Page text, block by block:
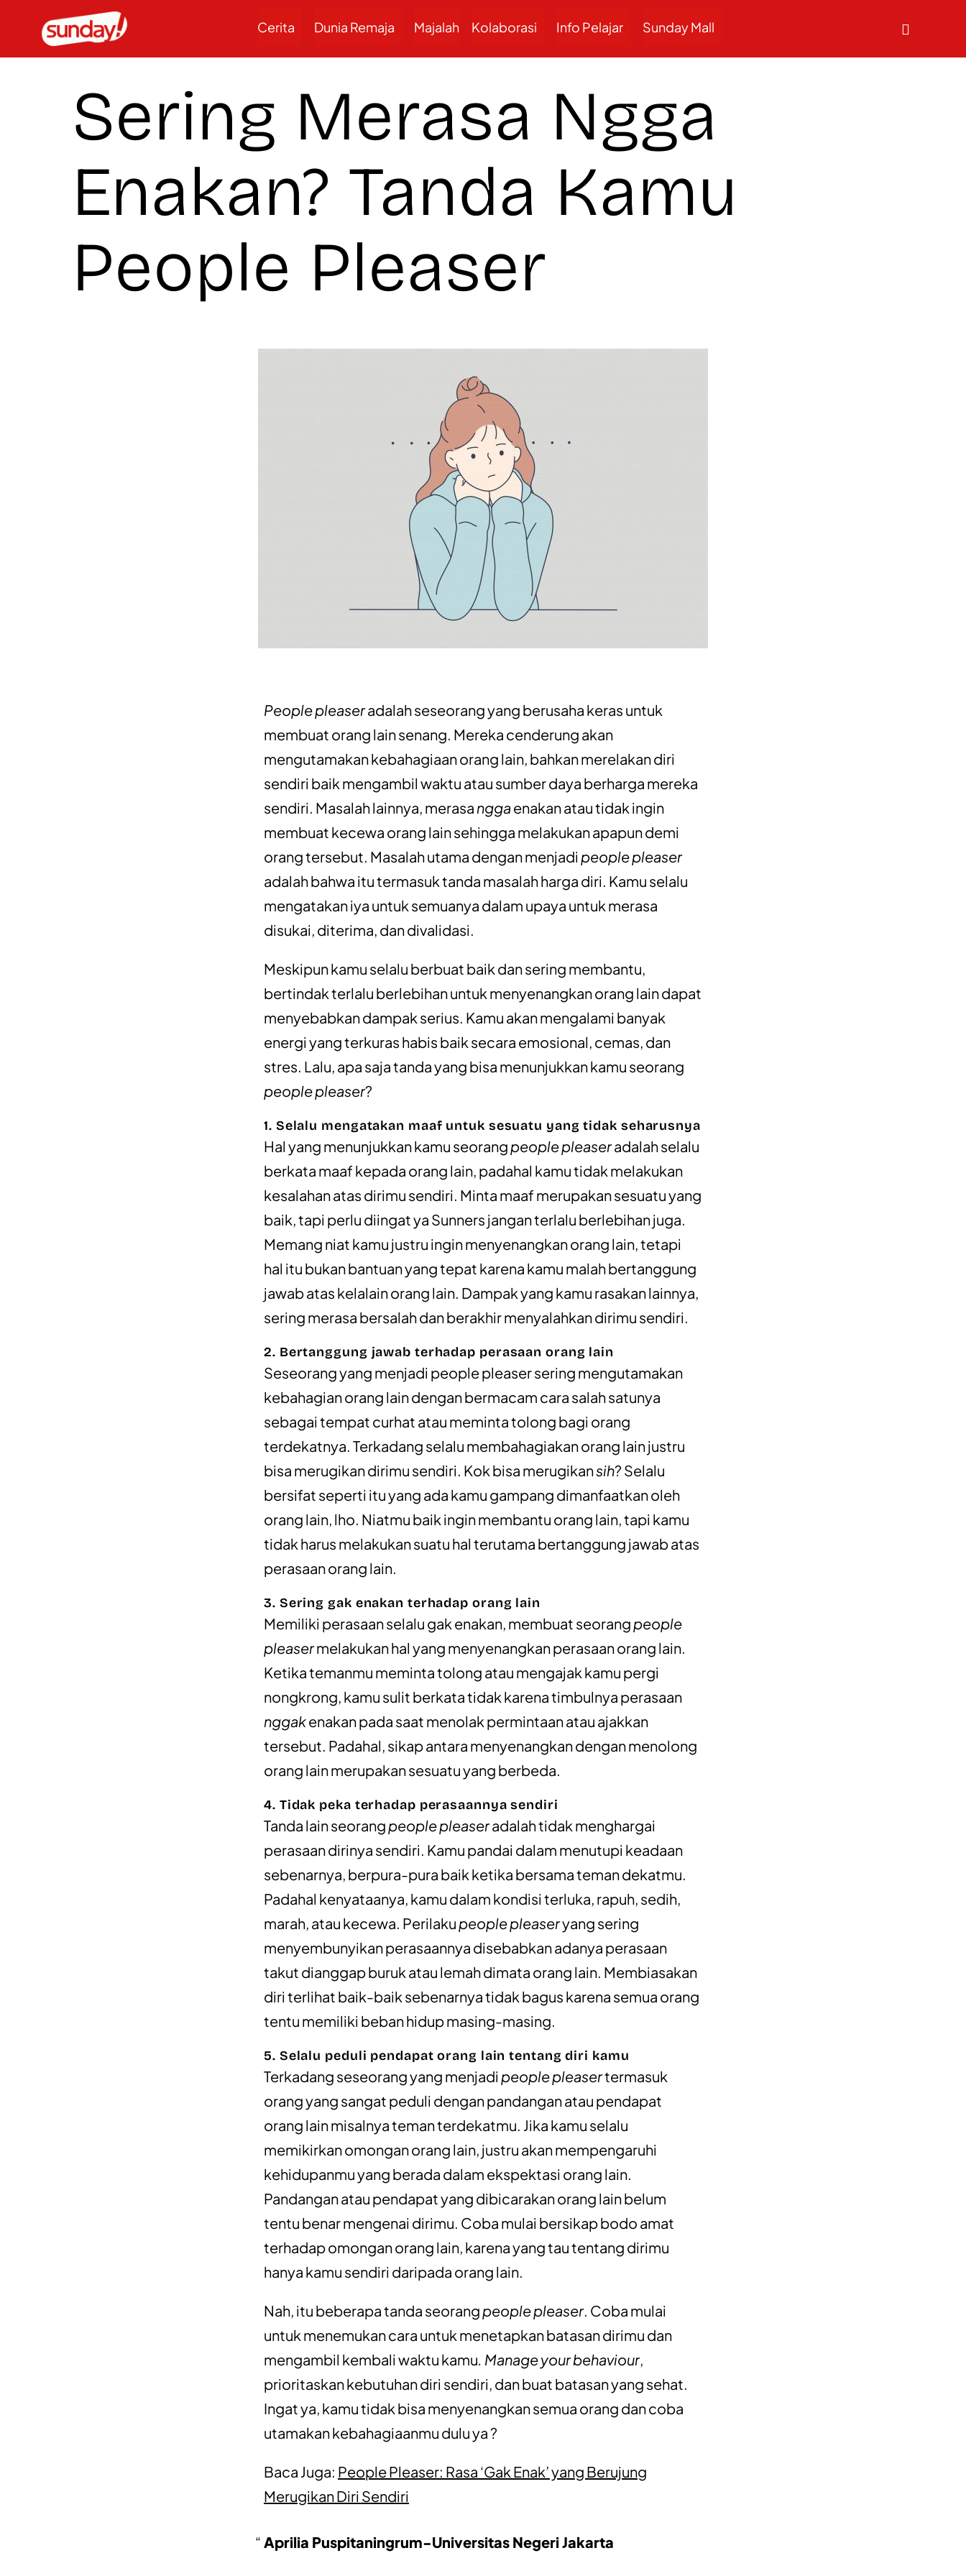
Cerita Dunia Remaja Majalah Kolaborasi Info Pelajar Sunday Mall
Sering Merasa Ngga
Enakan? Tanda Kamu
People Pleaser
People pleaseradalah seseorang yang berusaha keras untuk
membuat orang lain senang. Mereka cenderung akan
mengutamakan kebahagiaan orang lain, bahkan merelakan diri
sendiri baik mengambil waktu atau sumber daya berharga mereka
sendiri. Masalah lainnya, merasa nggaenakan atau tidak ingin
membuat kecewa orang lain sehingga melakukan apapun demi
orang tersebut. Masalah utama dengan menjadi people pleaser
adalah bahwa itu termasuk tanda masalah harga diri. Kamu selalu
mengatakan iya untuk semuanya dalam upaya untuk merasa
disukai, diterima, dan divalidasi.
Meskipun kamu selalu berbuat baik dan sering membantu,
bertindak terlalu berlebihan untuk menyenangkan orang lain dapat
menyebabkan dampak serius. Kamu akan mengalami banyak
energi yang terkuras habis baik secara emosional, cemas, dan
stres. Lalu, apa saja tanda yang bisa menunjukkan kamu seorang
people pleaser?
1. Selalu mengatakan maaf untuk sesuatu yang tidak seharusnya
Hal yang menunjukkan kamu seorang people pleaseradalah selalu
berkata maaf kepada orang lain, padahal kamu tidak melakukan
kesalahan atas dirimu sendiri. Minta maaf merupakan sesuatu yang
baik, tapi perlu diingat ya Sunners jangan terlalu berlebihan juga.
Memang niat kamu justru ingin menyenangkan orang lain, tetapi
hal itu bukan bantuan yang tepat karena kamu malah bertanggung
jawab atas kelalain orang lain. Dampak yang kamu rasakan lainnya,
sering merasa bersalah dan berakhir menyalahkan dirimu sendiri.
2. Bertanggung jawab terhadap perasaan orang lain
Seseorang yang menjadi people pleaser sering mengutamakan
kebahagian orang lain dengan bermacam cara salah satunya
sebagai tempat curhat atau meminta tolong bagi orang
terdekatnya. Terkadang selalu membahagiakan orang lain justru
bisa merugikan dirimu sendiri. Kok bisa merugikansih? Selalu
bersifat seperti itu yang ada kamu gampang dimanfaatkan oleh
orang lain, lho. Niatmu baik ingin membantu orang lain, tapi kamu
tidak harus melakukan suatu hal terutama bertanggung jawab atas
perasaan orang lain.
3. Sering gak enakan terhadap orang lain
Memiliki perasaan selalu gak enakan, membuat seorang people
pleasermelakukan hal yang menyenangkan perasaan orang lain.
Ketika temanmu meminta tolong atau mengajak kamu pergi
nongkrong, kamu sulit berkata tidak karena timbulnya perasaan
nggakenakan pada saat menolak permintaan atau ajakkan
tersebut. Padahal, sikap antara menyenangkan dengan menolong
orang lain merupakan sesuatu yang berbeda.
4. Tidak peka terhadap perasaannya sendiri
Tanda lain seorang people pleaseradalah tidak menghargai
perasaan dirinya sendiri. Kamu pandai dalam menutupi keadaan
sebenarnya, berpura-pura baik ketika bersama teman dekatmu.
Padahal kenyataanya, kamu dalam kondisi terluka, rapuh, sedih,
marah, atau kecewa. Perilaku people pleaseryang sering
menyembunyikan perasaannya disebabkan adanya perasaan
takut dianggap buruk atau lemah dimata orang lain. Membiasakan
diri terlihat baik-baik sebenarnya tidak bagus karena semua orang
tentu memiliki beban hidup masing-masing.
5. Selalu peduli pendapat orang lain tentang diri kamu
Terkadang seseorang yang menjadi people pleasertermasuk
orang yang sangat peduli dengan pandangan atau pendapat
orang lain misalnya teman terdekatmu. Jika kamu selalu
memikirkan omongan orang lain, justru akan mempengaruhi
kehidupanmu yang berada dalam ekspektasi orang lain.
Pandangan atau pendapat yang dibicarakan orang lain belum
tentu benar mengenai dirimu. Coba mulai bersikap bodo amat
terhadap omongan orang lain, karena yang tau tentang dirimu
hanya kamu sendiri daripada orang lain.
Nah, itu beberapa tanda seorang people pleaser. Coba mulai
untuk menemukan cara untuk menetapkan batasan dirimu dan
mengambil kembali waktu kamu. Manage your behaviour,
prioritaskan kebutuhan diri sendiri, dan buat batasan yang sehat.
Ingat ya, kamu tidak bisa menyenangkan semua orang dan coba
utamakan kebahagiaanmu dulu ya ?
Baca Juga: People Pleaser: Rasa ‘Gak Enak’ yang Berujung
Merugikan Diri Sendiri
Aprilia Puspitaningrum-Universitas Negeri Jakarta